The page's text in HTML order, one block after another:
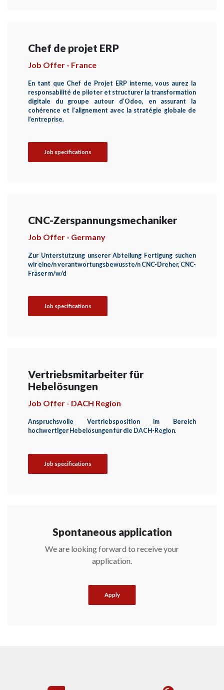
Chef de projet ERP
Job Offer - France
En tant que Chef de Projet ERP interne, vous aurez la
responsabilité de piloter et structurer la transformation
digitale du groupe autour d’Odoo, en assurant la
cohérence et l’alignement avec la stratégie globale de
l’entreprise.
Job specifications
CNC-Zerspannungsmechaniker
Job Offer - Germany
Zur Unterstützung unserer Abteilung Fertigung suchen
wir eine/n verantwortungsbewusste/n CNC-Dreher, CNC-
Fräser m/w/d
Job specifications
Vertriebsmitarbeiter für
Hebelösungen
Job Offer - DACH Region
Anspruchsvolle Vertriebsposition im Bereich
hochwertiger Hebelösungen für die DACH-Region.
Job specifications
Spontaneous application
We are looking forward to receive your
application.
Apply